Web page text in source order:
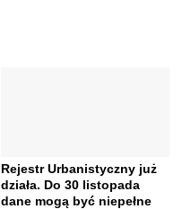
Rejestr Urbanistyczny już
działa. Do 30 listopada
dane mogą być niepełne